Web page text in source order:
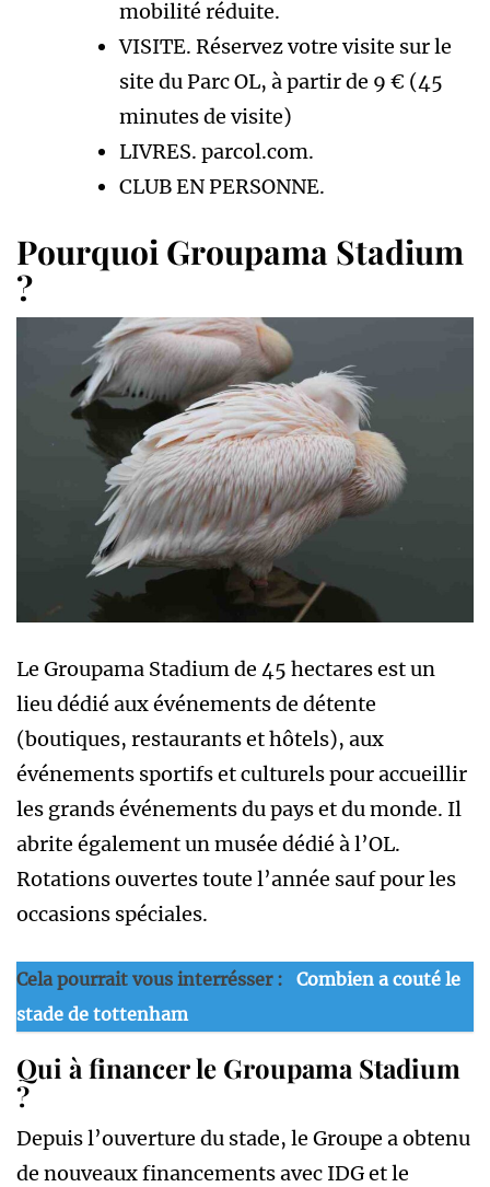
mobilité réduite.
VISITE. Réservez votre visite sur le
site du Parc OL, à partir de 9 € (45
minutes de visite)
LIVRES. parcol.com.
CLUB EN PERSONNE.
Pourquoi Groupama Stadium
?
Le Groupama Stadium de 45 hectares est un
lieu dédié aux événements de détente
(boutiques, restaurants et hôtels), aux
événements sportifs et culturels pour accueillir
les grands événements du pays et du monde. Il
abrite également un musée dédié à l’OL.
Rotations ouvertes toute l’année sauf pour les
occasions spéciales.
Cela pourrait vous interrésser :
Combien a couté le
stade de tottenham
Qui à financer le Groupama Stadium
?
Depuis l’ouverture du stade, le Groupe a obtenu
de nouveaux financements avec IDG et le